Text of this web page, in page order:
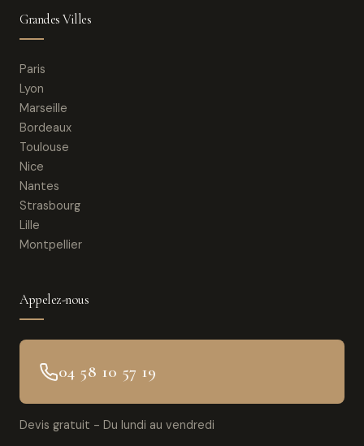
Grandes Villes
Paris
Lyon
Marseille
Bordeaux
Toulouse
Nice
Nantes
Strasbourg
Lille
Montpellier
Appelez-nous
04 58 10 57 19
Devis gratuit - Du lundi au vendredi